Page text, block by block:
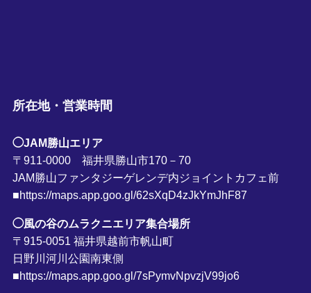
所在地・営業時間
◯JAM勝山エリア
〒911-0000 福井県勝山市170－70
JAM勝山ファンタジーゲレンデ内ジョイントカフェ前
■https://maps.app.goo.gl/62sXqD4zJkYmJhF87
◯風の谷のムラクニエリア集合場所
〒915-0051 福井県越前市帆山町
日野川河川公園南東側
■https://maps.app.goo.gl/7sPymvNpvzjV99jo6